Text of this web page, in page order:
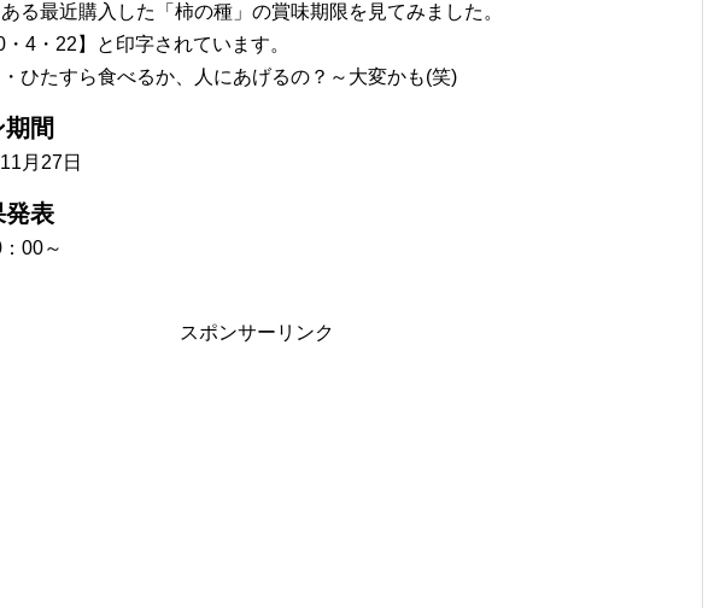
る最近購入した「柿の種」の賞味期限を見てみました。
4・22】と印字されています。
ひたすら食べるか、人にあげるの？～大変かも(笑)
間
月27日
発表
00～
スポンサーリンク